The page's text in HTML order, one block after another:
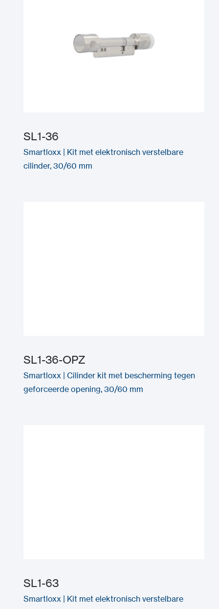
SL1-36
Smartloxx | Kit met elektronisch verstelbare
cilinder, 30/60 mm
SL1-36-OPZ
Smartloxx | Cilinder kit met bescherming tegen
geforceerde opening, 30/60 mm
SL1-63
Smartloxx | Kit met elektronisch verstelbare